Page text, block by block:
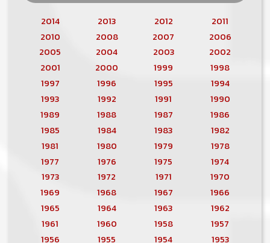
2014 2013 2012
2011
2010
2008 2007
2006
2005
2004 2003
2002
2001
2000 1999
1998
1997
1996 1995
1994
1993
1992 1991
1990
1989
1988 1987
1986
1985
1984 1983
1982
1981
1980 1979
1978
1977
1976 1975
1974
1973
1972 1971
1970
1969
1968 1967
1966
1965
1964 1963
1962
1961
1960 1958
1957
1956
1955 1954
1953